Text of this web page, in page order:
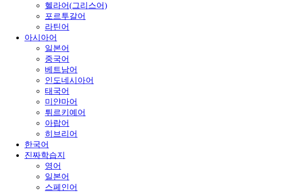
헬라어(그리스어)
포르투갈어
라틴어
아시아어
일본어
중국어
베트남어
인도네시아어
태국어
미얀마어
튀르키예어
아랍어
히브리어
한국어
진짜학습지
영어
일본어
스페인어